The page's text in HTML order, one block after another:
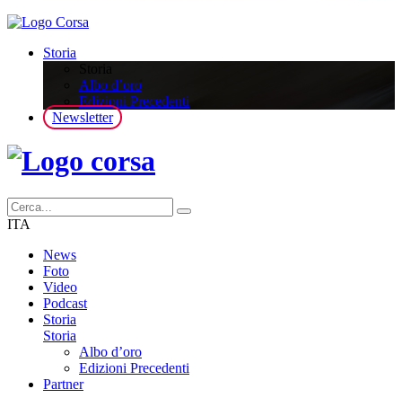
Storia
Albo d’oro
Edizioni Precedenti
Newsletter
ITA
News
Foto
Video
Podcast
Storia
Storia
Albo d’oro
Edizioni Precedenti
Partner